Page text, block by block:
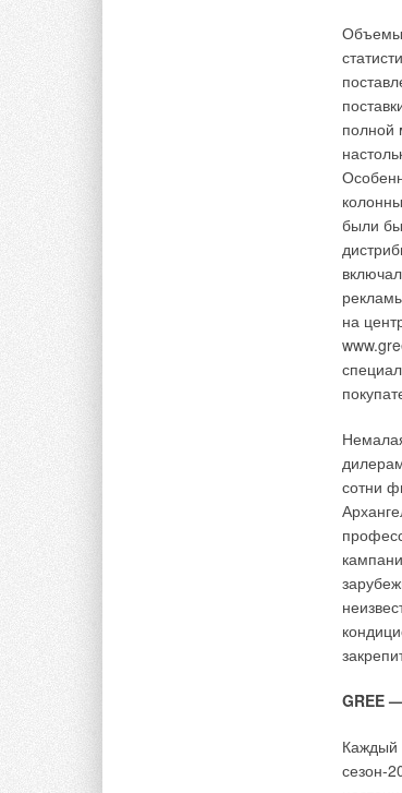
Объемы
полной
были
на
сотни
GREE
Каждый
сезон-
того,
свежим
Таким
также
— до
В
на
Для